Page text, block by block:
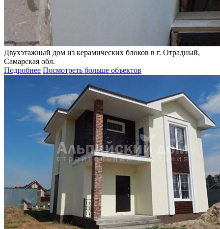
Двухэтажный дом из керамических блоков в г. Отрадный,
Самарская обл.
Подробнее Посмотреть больше объектов